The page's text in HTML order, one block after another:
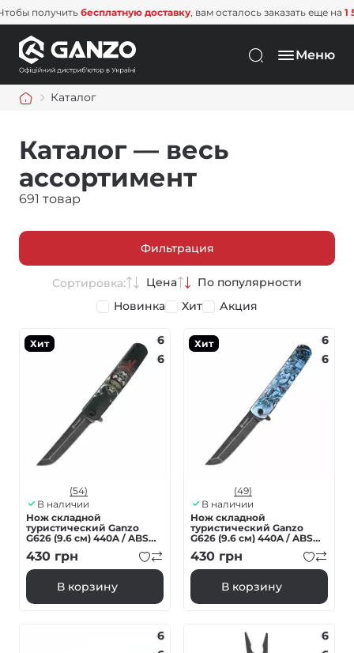
бесплатную доставку, вам осталось заказать еще на 1 500 грн
Меню
Каталог
Каталог — весь
ассортимент
691 товар
Фильтрация
Сортировка: Цена
По популярности
Новинка
Хит Акция
Хит
6
6
(54)
В наличии
Нож складной
туристический Ganzo
G626 (9.6 см) 440A / ABS
черный самурай
430 грн
В корзину
Хит
6
6
(49)
В наличии
Нож складной
туристический Ganzo
G626 (9.6 см) 440A / ABS
серый самурай
430 грн
В корзину
6
6